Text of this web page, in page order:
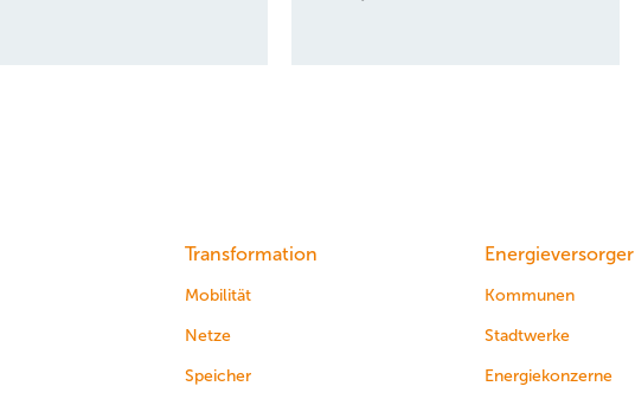
Transformation
Mobilität
Netze
Speicher
Energieversorger
Kommunen
Stadtwerke
Energiekonzerne